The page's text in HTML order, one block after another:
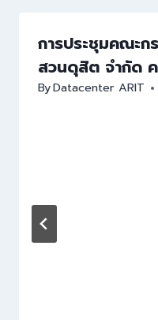
การประชุมคณะก
สวนดุสิต จำกัด
ByDatacenter ARIT